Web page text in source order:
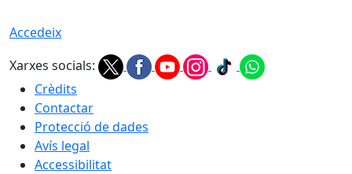
Accedeix
Xarxes socials:
Crèdits
Contactar
Protecció de dades
Avís legal
Accessibilitat